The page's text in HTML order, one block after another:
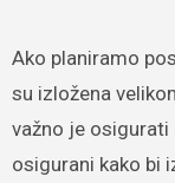
Ako planiramo
su izložena
važno je
osigurani kako bi